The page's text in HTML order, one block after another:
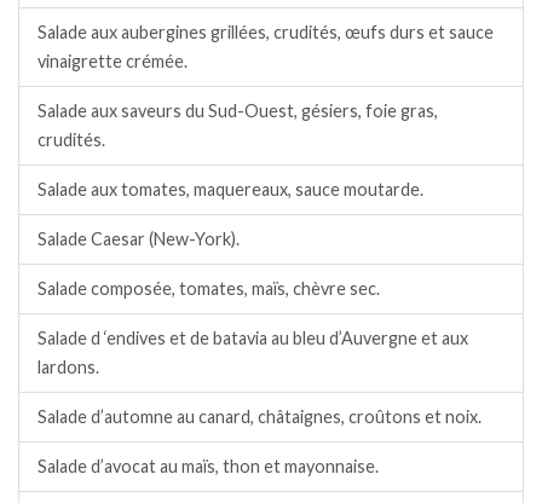
Salade aux aubergines grillées, crudités, œufs durs et sauce
vinaigrette crémée.
Salade aux saveurs du Sud-Ouest, gésiers, foie gras,
crudités.
Salade aux tomates, maquereaux, sauce moutarde.
Salade Caesar (New-York).
Salade composée, tomates, maïs, chèvre sec.
Salade d ‘endives et de batavia au bleu d’Auvergne et aux
lardons.
Salade d’automne au canard, châtaignes, croûtons et noix.
Salade d’avocat au maïs, thon et mayonnaise.